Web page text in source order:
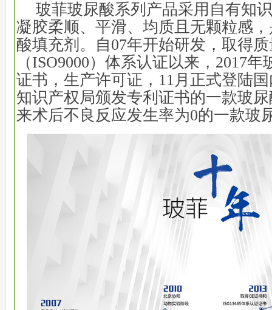
玻菲玻尿酸系列产品采用自有知
凝胶柔顺、平滑、均质且无颗粒感
酸填充剂。自07年开始研发，取得
（ISO9000）体系认证以来，2017
证书，生产许可证，11月正式登陆
知识产权局颁发专利证书的一款玻
来术后不良反应发生率为0的一款玻